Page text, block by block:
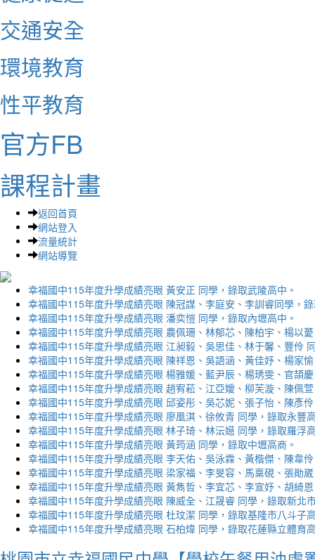
交通安全
環境教育
性平教育
官方FB
課程計畫
返回首頁
網站登入
流量統計
網站導覽
幸福國中115年度升學成績亮眼 黃安正 同學，錄取武陵高中。
幸福國中115年度升學成績亮眼 陳冠謀、李庭安、李訓睿同學，
幸福國中115年度升學成績亮眼 潘奕愷 同學，錄取內壢高中。
幸福國中115年度升學成績亮眼 農佩珊、林郁芯、陳柏宇、楊以
幸福國中115年度升學成績亮眼 江昶毅、吳思佳、林于馨、豐伶
幸福國中115年度升學成績亮眼 陳祥恩、吳語涵、黃佳妤、楊家
幸福國中115年度升學成績亮眼 楊雅媛、藍尹辰、楊琇雯、官頡
幸福國中115年度升學成績亮眼 趙宥菘、江亞嬡、柳芙漩、陳佩
幸福國中115年度升學成績亮眼 邱姿彤、吳芯妮、張子怡、陳彥
幸福國中115年度升學成績亮眼 廖凰淇、徐攸青 同學，錄取永豐
幸福國中115年度升學成績亮眼 林子琦、林沄嬨 同學，錄取羅浮
幸福國中115年度升學成績亮眼 黃筠涵 同學，錄取中壢高商。
幸福國中115年度升學成績亮眼 李天佑、吳泳霖、黃楷傑、陳韋
幸福國中115年度升學成績亮眼 梁家福、李旻容、馬稟硯、張勛
幸福國中115年度升學成績亮眼 黃雋哲、李宜芯、李宣妤、胡綺
幸福國中115年度升學成績亮眼 陳威全、江晟睿 同學，錄取新北
幸福國中115年度升學成績亮眼 杜玟潔 同學，錄取基隆市八斗子
幸福國中115年度升學成績亮眼 石柏煒 同學，錄取花蓮縣立體育